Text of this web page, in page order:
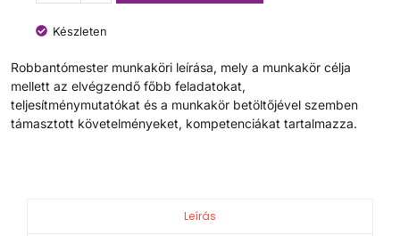
Készleten
Robbantómester munkaköri leírása, mely a munkakör célja
mellett az elvégzendő főbb feladatokat,
teljesítménymutatókat és a munkakör betöltőjével szemben
támasztott követelményeket, kompetenciákat tartalmazza.
Leírás